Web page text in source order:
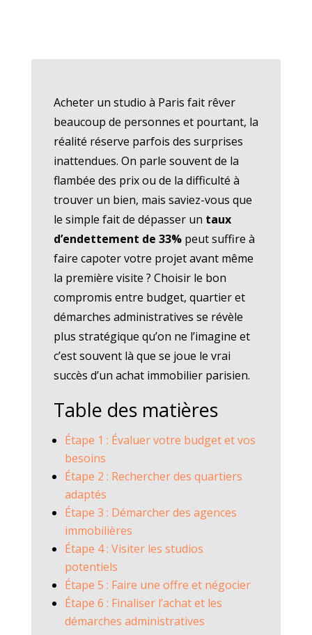
Acheter un studio à Paris fait rêver
beaucoup de personnes et pourtant, la
réalité réserve parfois des surprises
inattendues. On parle souvent de la
flambée des prix ou de la difficulté à
trouver un bien, mais saviez-vous que
le simple fait de dépasser un taux
d’endettement de 33%peut suffire à
faire capoter votre projet avant même
la première visite ? Choisir le bon
compromis entre budget, quartier et
démarches administratives se révèle
plus stratégique qu’on ne l’imagine et
c’est souvent là que se joue le vrai
succès d’un achat immobilier parisien.
Table des matières
Étape 1 : Évaluer votre budget et vos
besoins
Étape 2 : Rechercher des quartiers
adaptés
Étape 3 : Démarcher des agences
immobilières
Étape 4 : Visiter les studios
potentiels
Étape 5 : Faire une offre et négocier
Étape 6 : Finaliser l’achat et les
démarches administratives